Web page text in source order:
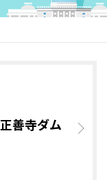
善寺ダム